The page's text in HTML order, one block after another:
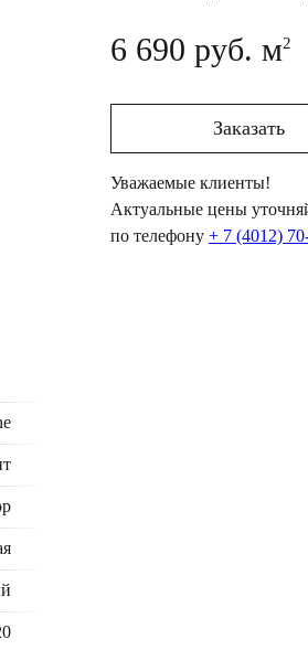
6 690 руб. м2
Заказать
Уважаемые клиенты!
Актуальные цены
по телефону + 7 (4012)